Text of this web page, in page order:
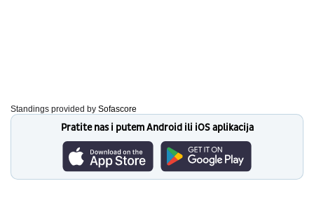
Standings provided by Sofascore
Pratite nas i putem Android ili iOS aplikacija